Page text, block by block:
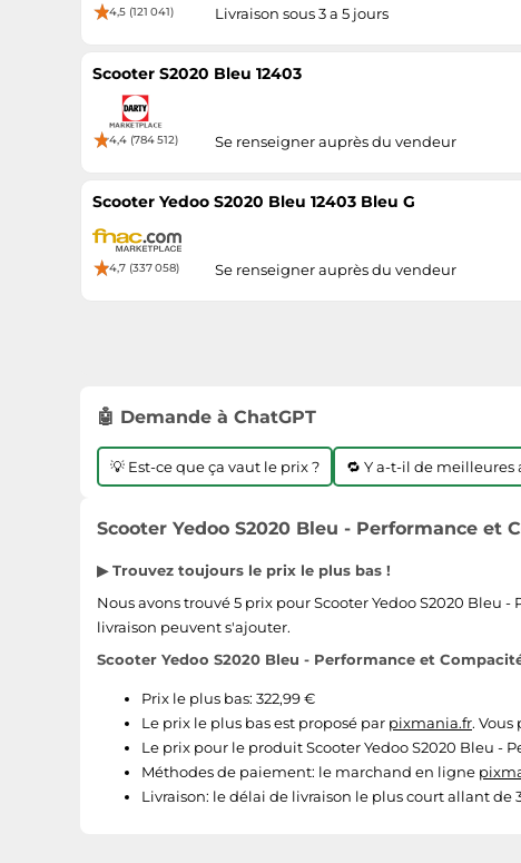
4,5 (121 041) Livraison sous 3 a 5 jours
Scooter S2020 Bleu 12403
4,4 (784 512) Se renseigner auprès du vendeur
Scooter Yedoo S2020 Bleu 12403 Bleu G
4,7 (337 058) Se renseigner auprès du vendeur
🤖 Demande à ChatGPT
💡 Est-ce que ça vaut le prix ? 🔁 Y a-t-il de meilleures
Scooter Yedoo S2020 Bleu - Performance et
▶ Trouvez toujours le prix le plus bas !
Nous avons trouvé 5 prix pour Scooter Yedoo S2020
livraison peuvent s'ajouter.
Scooter Yedoo S2020 Bleu - Performance et
Prix le plus bas: 322,99 €
Le prix le plus bas est proposé par pixmania.fr.
Le prix pour le produit Scooter Yedoo S2020 Bleu -
Méthodes de paiement: le marchand en ligne
Livraison: le délai de livraison le plus court allant de